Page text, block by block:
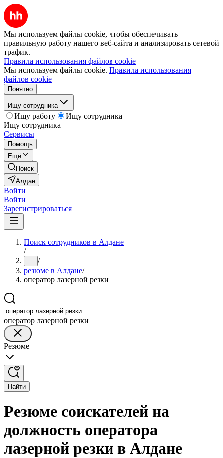
Мы используем файлы cookie, чтобы обеспечивать
правильную работу нашего веб-сайта и анализировать сетевой
трафик.
Правила использования файлов cookie
Мы используем файлы cookie. Правила использования
файлов cookie
Понятно
Ищу сотрудника
Ищу работу
Ищу сотрудника
Ищу сотрудника
Сервисы
Помощь
Ещё
Поиск
Алдан
Войти
Войти
Зарегистрироваться
Поиск сотрудников в Алдане
/
... /
резюме в Алдане/
оператор лазерной резки
оператор лазерной резки
Резюме
Найти
Резюме соискателей на
должность оператора
лазерной резки в Алдане